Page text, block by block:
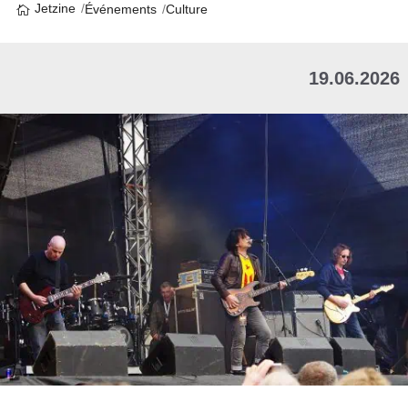
Jetzine Événements Culture
19.06.2026